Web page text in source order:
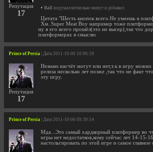
Репутация
17
• Ball подумал несколько минут и добавил:
Цитата "Шесть кнопок всего.Не умеешь в
Хм..Super Meat Boy например тоже
ну я его всего прошёл(это не высер),так что
платформерах я смыслю
Prince of Persia | Дата 2011-10-06 10:06:59
Репутация
17
Незнаю насчёт могут или нет,т.к в игру можно
релиза несколько лет позже ,так что не факт
эту игру.
Prince of Persia | Дата 2011-10-06 09:39:54
Мда...Это самый хардкорный платформер во
игры нет недостатков,кому сейчас лет 14-15-
настольгировать по этой игре и самое главное